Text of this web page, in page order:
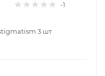
-1
3 шт